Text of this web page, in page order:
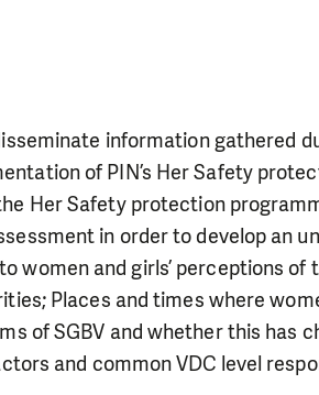
information gathered
of PIN’s Her Safety
Her Safety protection
in order to develop an
and girls’ perceptions of
Places and times where
of SGBV and whether this has
and common VDC level